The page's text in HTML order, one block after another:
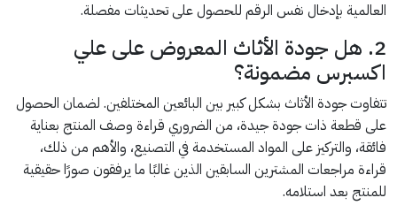
العالمية بإدخال نفس الرقم للحصول على تحديثات مفصلة.
2. هل جودة الأثاث المعروض على علي
اكسبرس مضمونة؟
تتفاوت جودة الأثاث بشكل كبير بين البائعين المختلفين. لضمان الحصول
على قطعة ذات جودة جيدة، من الضروري قراءة وصف المنتج بعناية
فائقة، والتركيز على المواد المستخدمة في التصنيع، والأهم من ذلك،
قراءة مراجعات المشترين السابقين الذين غالبًا ما يرفقون صورًا حقيقية
للمنتج بعد استلامه.